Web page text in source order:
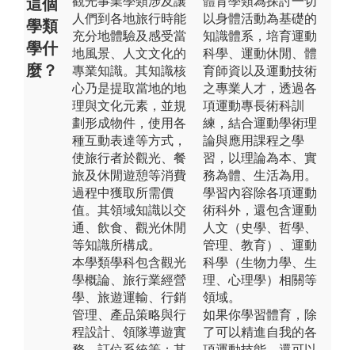
這個
學類
學什
麼？
人們到各地旅行時能
充分地體驗及感受當
地風景、人文文化的
專業知識。其知識核
心乃是提取當地的地
理與文化元素，並規
劃形成物件，使用各
種互動表達等方式，
使旅行者於觀光、餐
旅及休閒遊憩等消費
過程中獲取所需價
值。其領域知識以交
通、飲食、觀光休閒
等知識所構成。
本學類學科包含觀光
學概論、旅行業經營
學、旅遊運輸、行銷
管理、產品策略與行
程設計、領隊導遊實
以身體活動為基礎的
知識體系，培育運動
科學、運動休閒、體
育師資以及運動技術
之專業人才，透過各
項運動專長術科訓
練，結合運動學術理
論與應用課程之學
習，以理論為本、實
務為體、生活為用。
學習內容除各項運動
術科外，還包含運動
人文（史學、哲學、
管理、教育）、運動
科學（生物力學、生
理、心理學）相關等
領域。
如果你學習體育，除
了可以精進自我的各